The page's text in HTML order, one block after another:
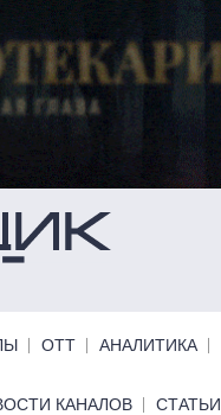
ОТТ АНАЛИТИКА
КАНАЛОВ СТАТЬИ